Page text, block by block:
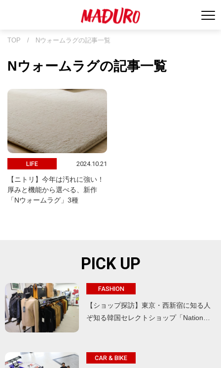
TOP / Nウォームラグの記事一覧
Nウォームラグの記事一覧
LIFE 2024.10.21
【ニトリ】今年は汚れに強い！
厚みと機能から選べる、新作
「Nウォームラグ」3種
PICK UP
FASHION
【ショップ探訪】東京・西新宿に知る人
ぞ知る韓国セレクトショップ「Nation…
CAR & BIKE